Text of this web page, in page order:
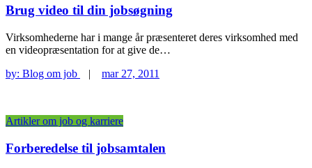
Brug video til din jobsøgning
Virksomhederne har i mange år præsenteret deres virksomhed med
en videopræsentation for at give de…
by: Blog om job | mar 27, 2011
Artikler om job og karriere
Forberedelse til jobsamtalen